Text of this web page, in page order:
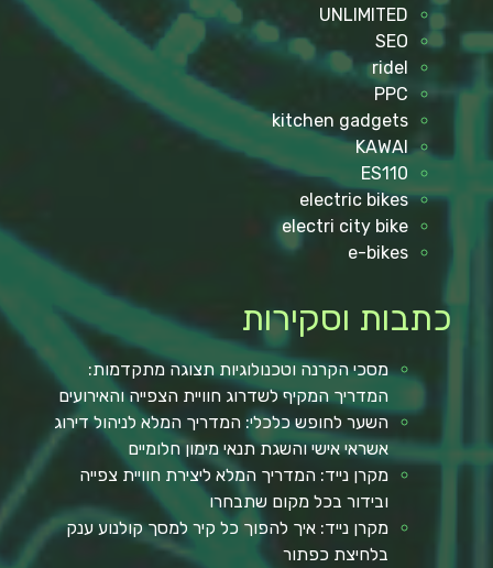
UNLIMITED
SEO
ridel
PPC
kitchen gadgets
KAWAI
ES110
electric bikes
electri city bike
e-bikes
כתבות וסקירות
מסכי הקרנה וטכנולוגיות תצוגה מתקדמות:
המדריך המקיף לשדרוג חוויית הצפייה והאירועים
השער לחופש כלכלי: המדריך המלא לניהול דירוג
אשראי אישי והשגת תנאי מימון חלומיים
מקרן נייד: המדריך המלא ליצירת חוויית צפייה
ובידור בכל מקום שתבחרו
מקרן נייד: איך להפוך כל קיר למסך קולנוע ענק
בלחיצת כפתור